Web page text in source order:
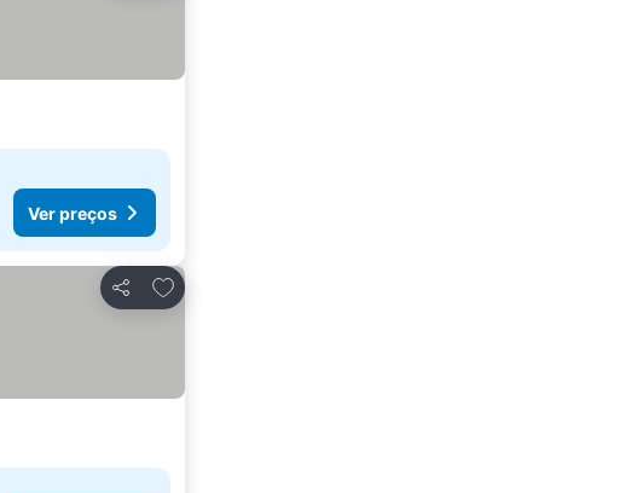
Ver preços
Partilhar
Adicionar aos favoritos